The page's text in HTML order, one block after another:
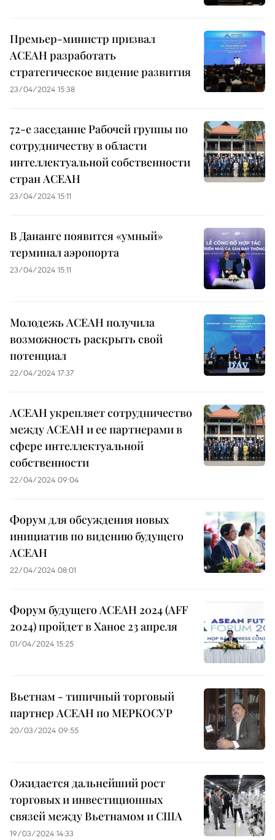
Премьер-министр призвал
АСЕАН разработать
стратегическое видение развития
23/04/2024 15:38
72-е заседание Рабочей группы по
сотрудничеству в области
интеллектуальной собственности
стран АСЕАН
23/04/2024 15:11
В Дананге появится «умный»
терминал аэропорта
23/04/2024 15:11
Молодежь АСЕАН получила
возможность раскрыть свой
потенциал
22/04/2024 17:37
АСЕАН укрепляет сотрудничество
между АСЕАН и ее партнерами в
сфере интеллектуальной
собственности
22/04/2024 09:04
Форум для обсуждения новых
инициатив по видению будущего
АСЕАН
22/04/2024 08:01
Форум будущего АСЕАН 2024 (AFF
2024) пройдет в Ханое 23 апреля
01/04/2024 15:25
Вьетнам - типичный торговый
партнер АСЕАН по МЕРКОСУР
20/03/2024 09:55
Ожидается дальнейший рост
торговых и инвестиционных
связей между Вьетнамом и США
19/03/2024 14:33